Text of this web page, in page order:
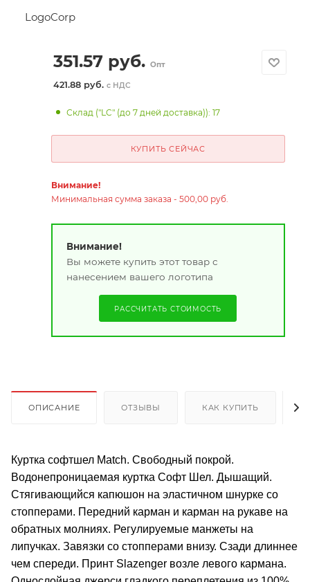
LogoCorp
351.57 руб. Опт
421.88 руб. с НДС
Склад ("LC" (до 7 дней доставка)): 17
КУПИТЬ СЕЙЧАС
Внимание!
Минимальная сумма заказа - 500,00 руб.
Внимание!
Вы можете купить этот товар с
нанесением вашего логотипа
РАССЧИТАТЬ СТОИМОСТЬ
ОПИСАНИЕ ОТЗЫВЫ КАК КУПИТЬ
Куртка софтшел Match. Свободный покрой.
Водонепроницаемая куртка Софт Шел. Дышащий.
Стягивающийся капюшон на эластичном шнурке со
стопперами. Передний карман и карман на рукаве на
обратных молниях. Регулируемые манжеты на
липучках. Завязки со стопперами внизу. Сзади длиннее
чем спереди. Принт Slazenger возле левого кармана.